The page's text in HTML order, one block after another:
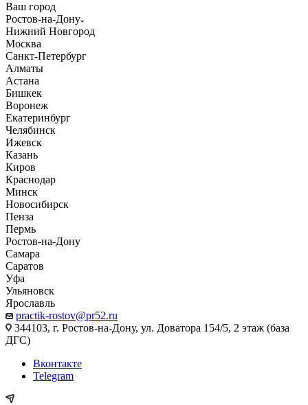
Ваш город
Ростов-на-Дону
Нижний Новгород
Москва
Санкт-Петербург
Алматы
Астана
Бишкек
Воронеж
Екатеринбург
Челябинск
Ижевск
Казань
Киров
Краснодар
Минск
Новосибирск
Пенза
Пермь
Ростов-на-Дону
Самара
Саратов
Уфа
Ульяновск
Ярославль
practik-rostov@pr52.ru
344103, г. Ростов-на-Дону, ул. Доватора 154/5, 2 этаж (база
ДГС)
Вконтакте
Telegram